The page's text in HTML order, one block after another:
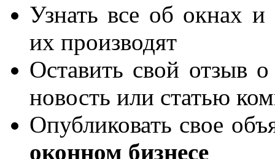
Узнать все об окнах и
их производят
Оставить свой отзыв
новость или статью
Опубликовать свое
оконном бизнесе